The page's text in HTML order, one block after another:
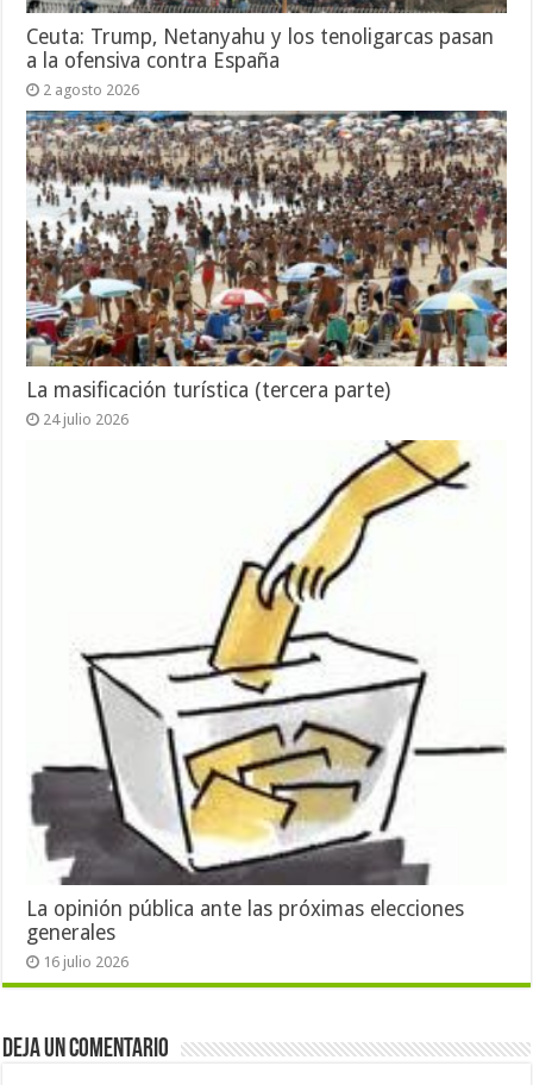
Ceuta: Trump, Netanyahu y los tenoligarcas pasan
a la ofensiva contra España
2 agosto 2026
La masificación turística (tercera parte)
24 julio 2026
La opinión pública ante las próximas elecciones
generales
16 julio 2026
Deja un comentario